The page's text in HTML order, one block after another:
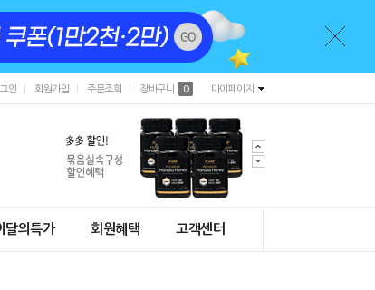
인 회원가입 주문조회 장바구니 0 마이페이지
달의특가 회원혜택 고객센터